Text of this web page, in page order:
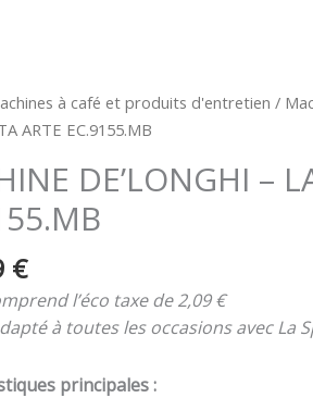
à café et produits d'entretien /
ARTE EC.9155.MB
DE’LONGHI –
€
l’éco taxe de 2,09 €
à toutes les occasions avec La
principales :